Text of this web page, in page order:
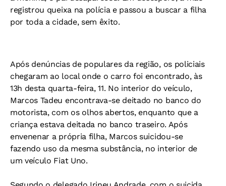
registrou queixa na polícia e passou a buscar a filha
por toda a cidade, sem êxito.
Após denúncias de populares da região, os policiais
chegaram ao local onde o carro foi encontrado, às
13h desta quarta-feira, 11. No interior do veículo,
Marcos Tadeu encontrava-se deitado no banco do
motorista, com os olhos abertos, enquanto que a
criança estava deitada no banco traseiro. Após
envenenar a própria filha, Marcos suicidou-se
fazendo uso da mesma substância, no interior de
um veículo Fiat Uno.